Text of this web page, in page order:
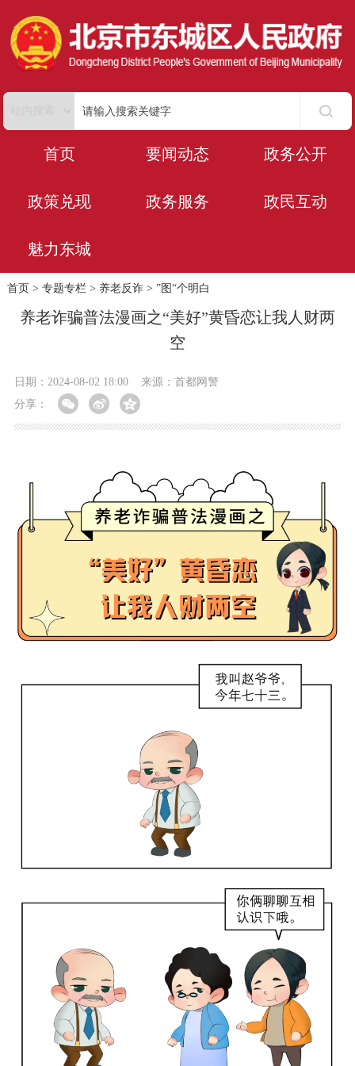
首页 要闻动态 政务公开
政策兑现 政务服务 政民互动
魅力东城
首页 > 专题专栏> 养老反诈> ”图“个明白
养老诈骗普法漫画之“美好”黄昏恋让我人财两
空
日期：2024-08-02 18:00
来源：首都网警
分享：